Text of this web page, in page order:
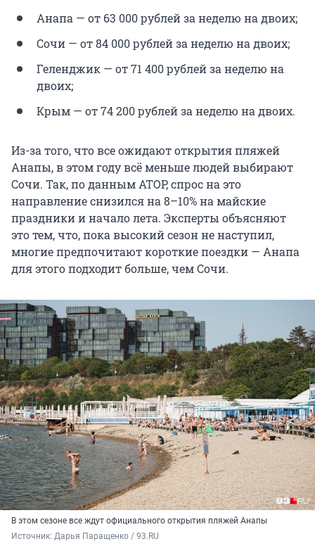
Анапа — от 63 000 рублей за неделю на двоих;
Сочи — от 84 000 рублей за неделю на двоих;
Геленджик — от 71 400 рублей за неделю на
двоих;
Крым — от 74 200 рублей за неделю на двоих.
Из-за того, что все ожидают открытия пляжей
Анапы, в этом году всё меньше людей выбирают
Сочи. Так, по данным АТОР, спрос на это
направление снизился на 8–10% на майские
праздники и начало лета. Эксперты объясняют
это тем, что, пока высокий сезон не наступил,
многие предпочитают короткие поездки — Анапа
для этого подходит больше, чем Сочи.
В этом сезоне все ждут официального открытия пляжей Анапы
Источник: Дарья Паращенко / 93.RU